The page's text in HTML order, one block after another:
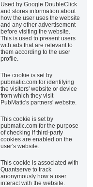
Used by Google DoubleClick
and stores information about
how the user uses the website
and any other advertisement
before visiting the website.
This is used to present users
with ads that are relevant to
them according to the user
profile.
The cookie is set by
pubmatic.com for identifying
the visitors' website or device
from which they visit
PubMatic's partners' website.
This cookie is set by
pubmatic.com for the purpose
of checking if third-party
cookies are enabled on the
user's website.
This cookie is associated with
Quantserve to track
anonymously how a user
interact with the website.